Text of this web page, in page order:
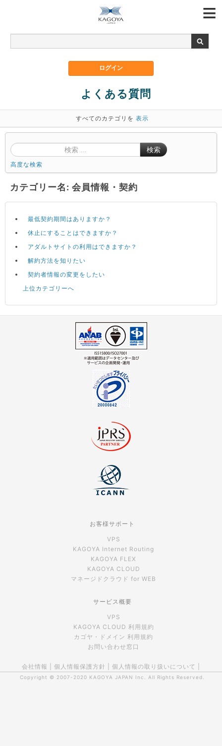
よくある質問
すべてのカテゴリを 表示
検索
高度な検索
カテゴリー名: 会員情報・契約
最低契約期間はありますか？
休止にすることはできますか？
アダルトサイトの利用はできますか？
解約方法を知りたい
契約者情報の変更をしたい
上位カテゴリーへ
お客様サポート
VPS
KAGOYA Internet Routing
KAGOYA FLEX
KAGOYA CLOUD
マネージドクラウド for WEB
サービス概要
VPS
KAGOYA CLOUD 利用規約
カゴヤ・ドメイン 利用規約
お問い合わせ窓口
会社情報 個人情報保護方針 個人情報の取り扱いについて
Copyright © 2007-2020 KAGOYA JAPAN Inc. All Rights Reserved.